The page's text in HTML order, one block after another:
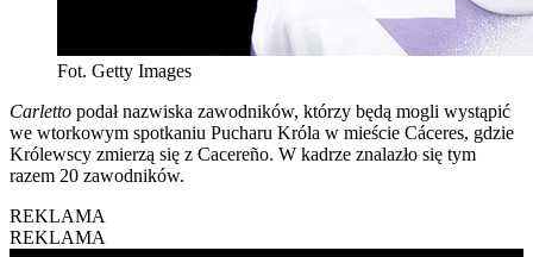
Fot. Getty Images
Carletto podał nazwiska zawodników, którzy będą mogli wystąpić
we wtorkowym spotkaniu Pucharu Króla w mieście Cáceres, gdzie
Królewscy zmierzą się z Cacereño. W kadrze znalazło się tym
razem 20 zawodników.
REKLAMA
REKLAMA